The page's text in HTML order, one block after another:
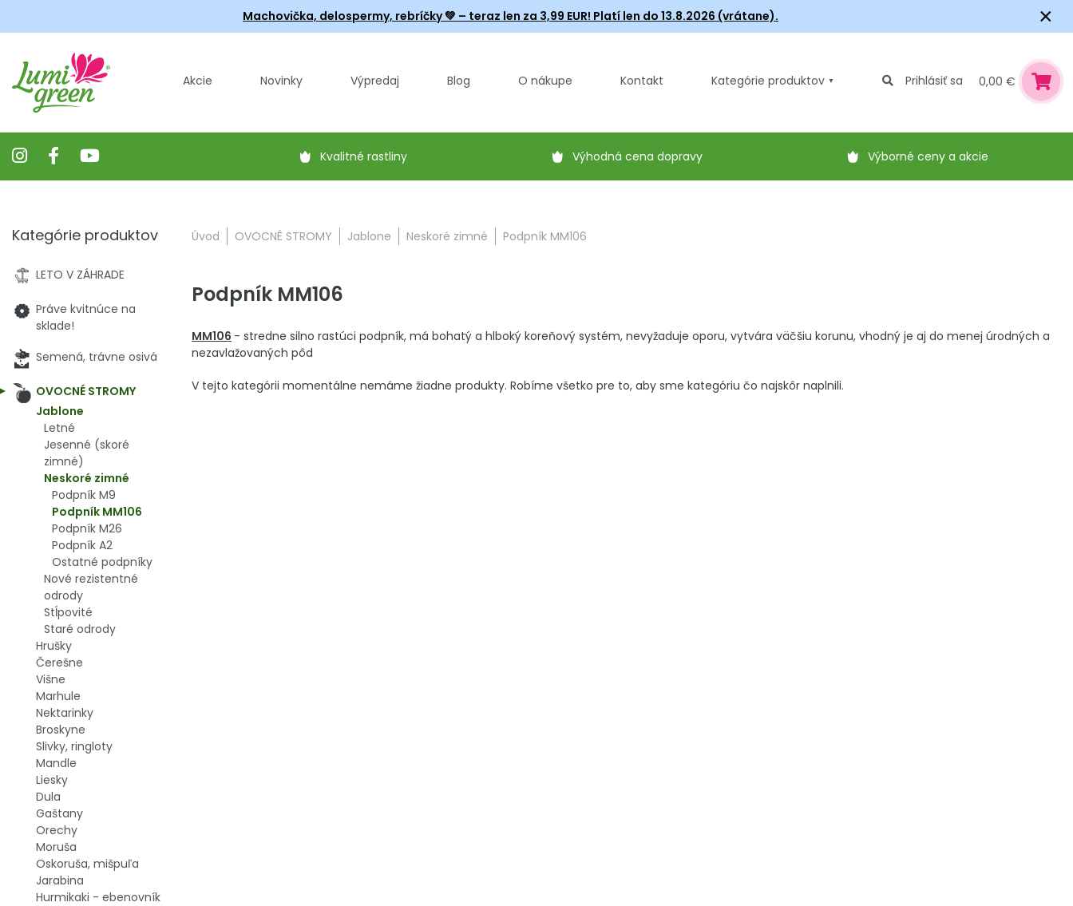
Machovička, delospermy, rebríčky💚 – teraz len za 3,99 EUR! Platí len do 13.8.2026 (vrátane). ×
Akcie Novinky Výpredaj Blog O nákupe Kontakt Kategórie produktov Prihlásiť sa 0,00 €
Kvalitné rastliny Výhodná cena dopravy Výborné ceny a akcie
Úvod OVOCNÉ STROMY Jablone Neskoré zimné Podpník MM106
Podpník MM106
MM106 - stredne silno rastúci podpník, má bohatý a hlboký koreňový systém, nevyžaduje oporu, vytvára väčšiu korunu, vhodný je aj do menej úrodných a
nezavlažovaných pôd
V tejto kategórii momentálne nemáme žiadne produkty. Robíme všetko pre to, aby sme kategóriu čo najskôr naplnili.
Kategórie produktov
LETO V ZÁHRADE
Práve kvitnúce na
sklade!
Semená, trávne osivá
OVOCNÉ STROMY
Jablone
Letné
Jesenné (skoré
zimné)
Neskoré zimné
Podpník M9
Podpník MM106
Podpník M26
Podpník A2
Ostatné podpníky
Nové rezistentné
odrody
Stĺpovité
Staré odrody
Hrušky
Čerešne
Višne
Marhule
Nektarinky
Broskyne
Slivky, ringloty
Mandle
Liesky
Dula
Gaštany
Orechy
Moruša
Oskoruša, mišpuľa
Jarabina
Hurmikaki - ebenovník